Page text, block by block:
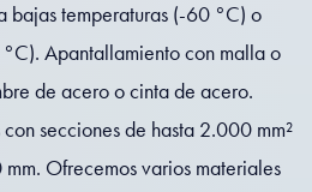
bajas temperaturas (-60 °C) o
Apantallamiento con malla o
de acero o cinta de acero.
secciones de hasta 2.000 mm²
Ofrecemos varios materiales